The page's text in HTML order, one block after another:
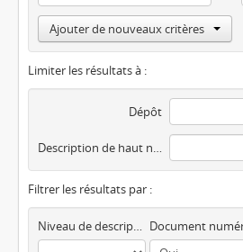
Ajouter de nouveaux critères
Limiter les résultats à :
Dépôt
Description de haut niveau
Filtrer les résultats par :
Niveau de description